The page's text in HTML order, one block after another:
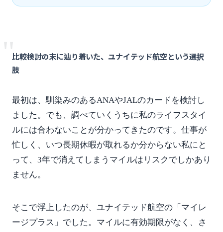
"
比較検討の末に辿り着いた、ユナイテッド航空という選択
肢
最初は、馴染みのあるANAやJALのカードを検討し
ました。でも、調べていくうちに私のライフスタイ
ルには合わないことが分かってきたのです。仕事が
忙しく、いつ長期休暇が取れるか分からない私にと
って、3年で消えてしまうマイルはリスクでしかあり
ません。
そこで浮上したのが、ユナイテッド航空の「マイレ
ージプラス」でした。マイルに有効期限がなく、さ